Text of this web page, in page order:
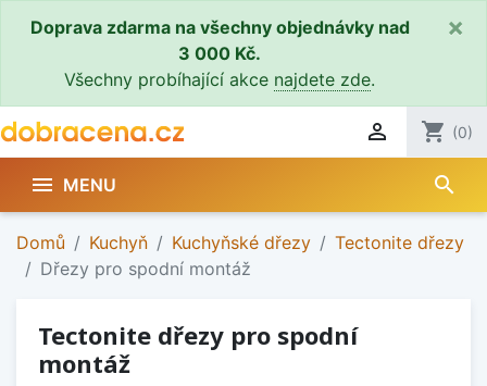
Doprava zdarma na všechny objednávky nad
3 000 Kč.
Všechny probíhající akce najdete zde.
×
 shopping_cart (0)
 MENU search
Domů Kuchyň Kuchyňské dřezy
Tectonite dřezy
Dřezy pro spodní montáž
Tectonite dřezy pro spodní
montáž